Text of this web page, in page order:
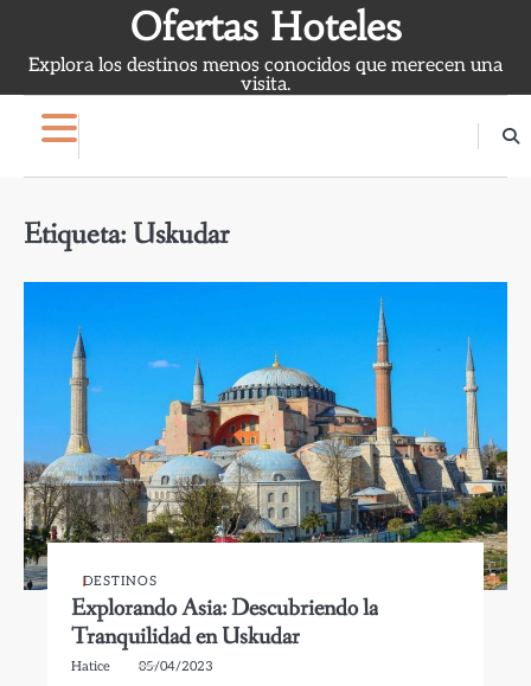
content
Ofertas Hoteles
Explora los destinos menos conocidos que merecen una
visita.
Etiqueta: Uskudar
DESTINOS
Explorando Asia: Descubriendo la
Tranquilidad en Uskudar
Hatice 05/04/2023